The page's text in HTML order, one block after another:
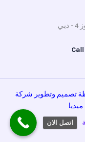
تصميم وتطوير شركة
ا
اتصل الان